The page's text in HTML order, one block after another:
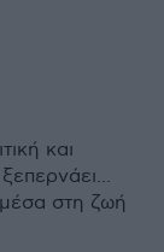
και
στη ζωή